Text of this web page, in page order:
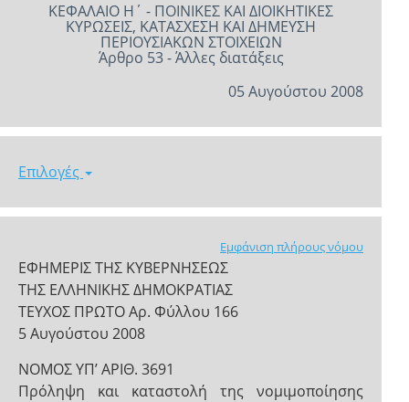
ΚΕΦΑΛΑΙΟ Η΄ - ΠΟΙΝΙΚΕΣ ΚΑΙ ΔΙΟΙΚΗΤΙΚΕΣ
ΚΥΡΩΣΕΙΣ, ΚΑΤΑΣΧΕΣΗ ΚΑΙ ΔΗΜΕΥΣΗ
ΠΕΡΙΟΥΣΙΑΚΩΝ ΣΤΟΙΧΕΙΩΝ
Άρθρο 53 - Άλλες διατάξεις
05 Αυγούστου 2008
Επιλογές
Εμφάνιση πλήρους νόμου
ΕΦΗΜΕΡΙΣ ΤΗΣ ΚΥΒΕΡΝΗΣΕΩΣ
ΤΗΣ ΕΛΛΗΝΙΚΗΣ ΔΗΜΟΚΡΑΤΙΑΣ
ΤΕΥΧΟΣ ΠΡΩΤΟ Αρ. Φύλλου 166
5 Αυγούστου 2008
NOMOΣ ΥΠ’ ΑΡΙΘ. 3691
Πρόληψη και καταστολή της νομιμοποίησης